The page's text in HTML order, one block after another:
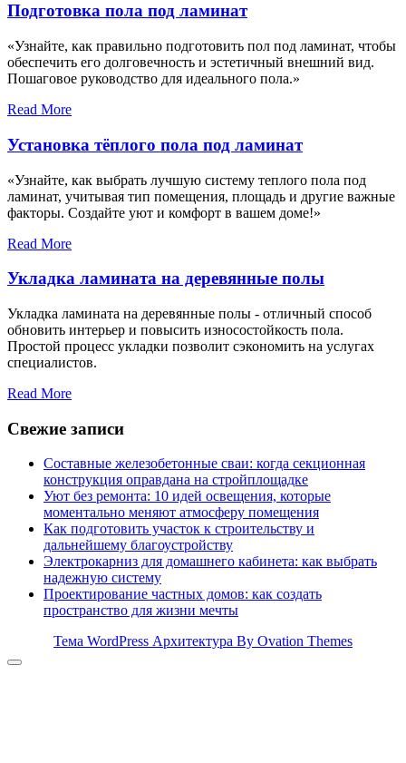
Подготовка пола под ламинат
«Узнайте, как правильно подготовить пол под ламинат, чтобы
обеспечить его долговечность и эстетичный внешний вид.
Пошаговое руководство для идеального пола.»
Read More
Установка тёплого пола под ламинат
«Узнайте, как выбрать лучшую систему теплого пола под
ламинат, учитывая тип помещения, площадь и другие важные
факторы. Создайте уют и комфорт в вашем доме!»
Read More
Укладка ламината на деревянные полы
Укладка ламината на деревянные полы - отличный способ
обновить интерьер и повысить износостойкость пола.
Простой процесс укладки позволит сэкономить на услугах
специалистов.
Read More
Свежие записи
Составные железобетонные сваи: когда секционная
конструкция оправдана на стройплощадке
Уют без ремонта: 10 идей освещения, которые
моментально меняют атмосферу помещения
Как подготовить участок к строительству и
дальнейшему благоустройству
Электрокарниз для домашнего кабинета: как выбрать
надежную систему
Проектирование частных домов: как создать
пространство для жизни мечты
Тема WordPress Архитектура By Ovation Themes